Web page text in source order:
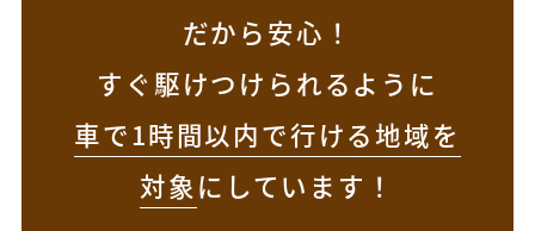
だから安心！
すぐ駆けつけられるように
車で1時間以内で行ける地域を
対象にしています！